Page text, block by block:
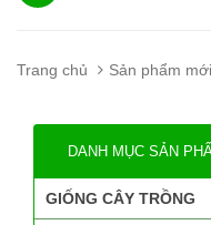
Trang chủ Sản phẩm
DANH MỤC SẢN
GIỐNG CÂY TRỒNG